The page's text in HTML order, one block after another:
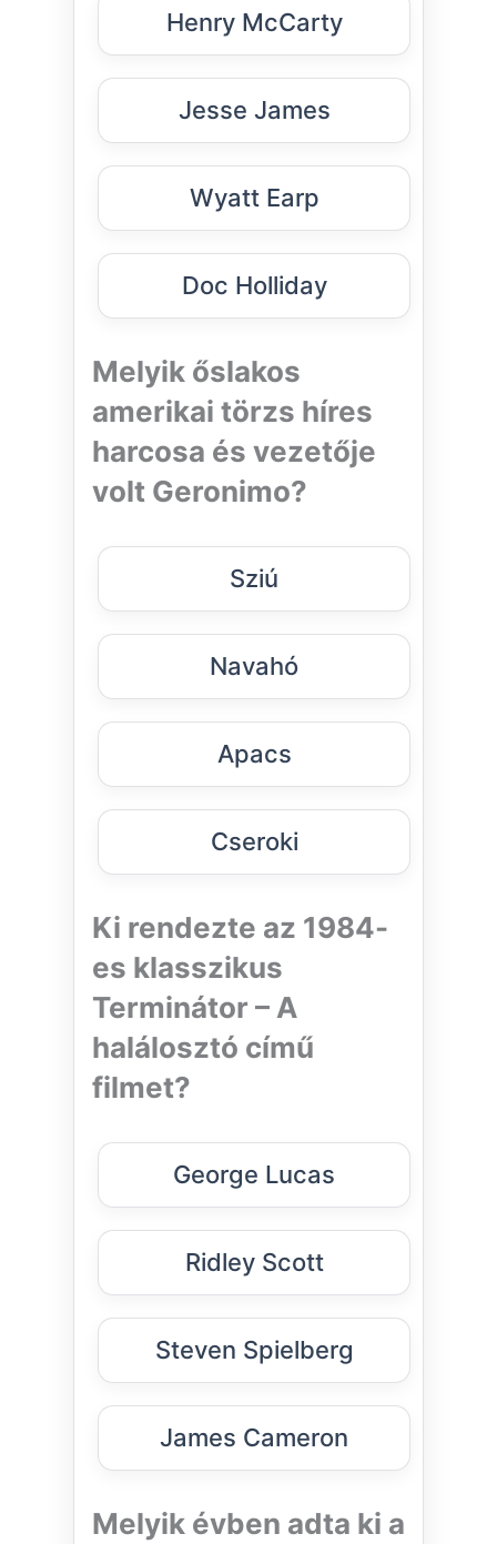
Henry McCarty
Jesse James
Wyatt Earp
Doc Holliday
Melyik őslakos
amerikai törzs híres
harcosa és vezetője
volt Geronimo?
Sziú
Navahó
Apacs
Cseroki
Ki rendezte az 1984-
es klasszikus
Terminátor – A
halálosztó című
filmet?
George Lucas
Ridley Scott
Steven Spielberg
James Cameron
Melyik évben adta ki a